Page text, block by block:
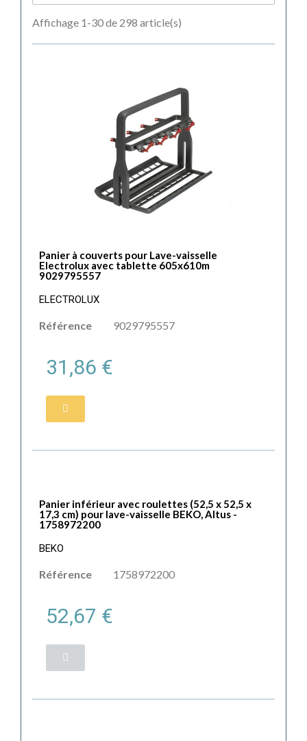
Affichage 1-30 de 298 article(s)
Panier à couverts pour Lave-vaisselle
Electrolux avec tablette 605x610m
9029795557
ELECTROLUX
Référence 9029795557
31,86 €
Panier inférieur avec roulettes (52,5 x 52,5 x
17,3 cm) pour lave-vaisselle BEKO, Altus -
1758972200
BEKO
Référence 1758972200
52,67 €